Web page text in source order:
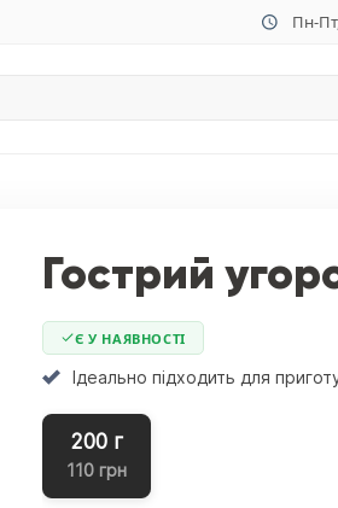
Пн-
Гострий
Є У НАЯВНОСТІ
Ідеально підходить для
200 г
110 грн